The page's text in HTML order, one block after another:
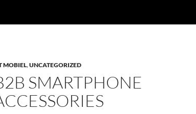
MOBIEL,UNCATEGORIZED
SMARTPHONE